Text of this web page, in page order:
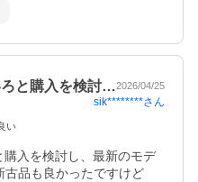
と購入を検討…2026/04/25
sik********さん
い
入を検討し、最新のモデ
古品も良かったですけど